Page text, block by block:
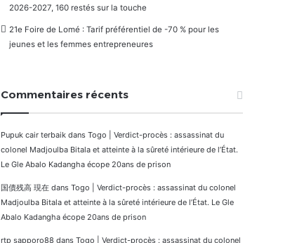
2026-2027, 160 restés sur la touche
21e Foire de Lomé : Tarif préférentiel de -70 % pour les
jeunes et les femmes entrepreneures
Commentaires récents
Pupuk cair terbaik dans Togo | Verdict-procès : assassinat du
colonel Madjoulba Bitala et atteinte à la sûreté intérieure de l’État.
Le Gle Abalo Kadangha écope 20ans de prison
国債残高 現在 dans Togo | Verdict-procès : assassinat du colonel
Madjoulba Bitala et atteinte à la sûreté intérieure de l’État. Le Gle
Abalo Kadangha écope 20ans de prison
rtp sapporo88 dans Togo | Verdict-procès : assassinat du colonel